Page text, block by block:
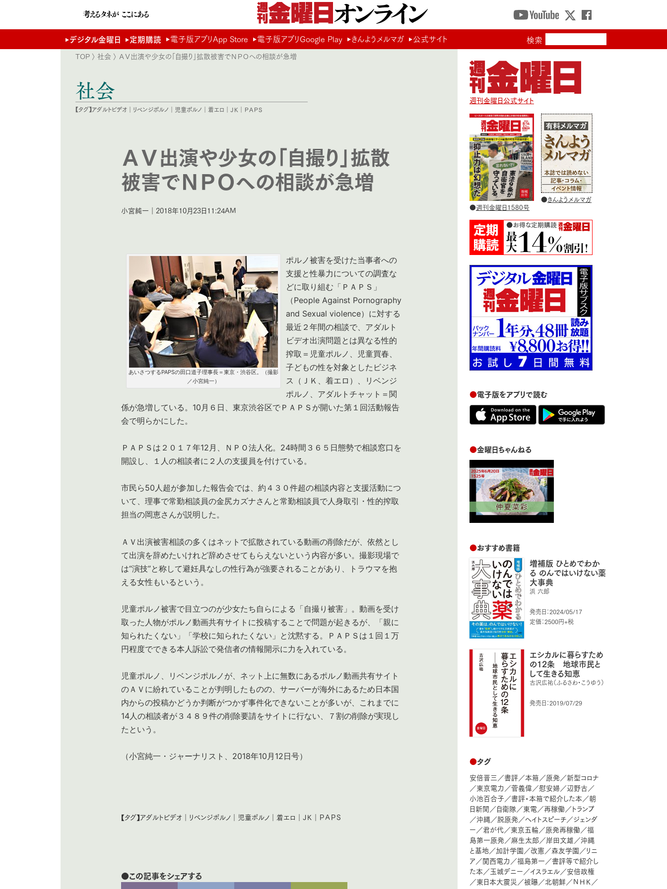
デジタル金曜日 定期購読 電子版アプリApp Store 電子版アプリGoogle Play きんようメルマガ 公式サイト 検索
TOP 〉 社会 〉 ＡＶ出演や少女の「自撮り」拡散被害でＮＰＯへの相談が急増
社会
【タグ】アダルトビデオ ｜ リベンジポルノ ｜ 児童ポルノ ｜ 着エロ ｜ ＪＫ ｜ ＰＡＰＳ
ＡＶ出演や少女の「自撮り」拡散
被害でＮＰＯへの相談が急増
小宮純一｜2018年10月23日11:24AM
あいさつするPAPSの田口道子理事長＝東京・渋谷区。（撮影
／小宮純一）
ポルノ被害を受けた当事者への
支援と性暴力についての調査な
どに取り組む「ＰＡＰＳ」
（People Against Pornography
and Sexual violence）に対する
最近２年間の相談で、アダルト
ビデオ出演問題とは異なる性的
搾取＝児童ポルノ、児童買春、
子どもの性を対象としたビジネ
ス（ＪＫ、着エロ）、リベンジ
ポルノ、アダルトチャット＝関
係が急増している。10月６日、東京渋谷区でＰＡＰＳが開いた第１回活動報告
会で明らかにした。
ＰＡＰＳは２０１７年12月、ＮＰＯ法人化。24時間３６５日態勢で相談窓口を
開設し、１人の相談者に２人の支援員を付けている。
市民ら50人超が参加した報告会では、約４３０件超の相談内容と支援活動につ
いて、理事で常勤相談員の金尻カズナさんと常勤相談員で人身取引・性的搾取
担当の岡恵さんが説明した。
ＡＶ出演被害相談の多くはネットで拡散されている動画の削除だが、依然とし
て出演を辞めたいけれど辞めさせてもらえないという内容が多い。撮影現場で
は“演技”と称して避妊具なしの性行為が強要されることがあり、トラウマを抱
える女性もいるという。
児童ポルノ被害で目立つのが少女たち自らによる「自撮り被害」。動画を受け
取った人物がポルノ動画共有サイトに投稿することで問題が起きるが、「親に
知られたくない」「学校に知られたくない」と沈黙する。ＰＡＰＳは１回１万
円程度でできる本人訴訟で発信者の情報開示に力を入れている。
児童ポルノ、リベンジポルノが、ネット上に無数にあるポルノ動画共有サイト
のＡＶに紛れていることが判明したものの、サーバーが海外にあるため日本国
内からの投稿かどうか判断がつかず事件化できないことが多いが、これまでに
14人の相談者が３４８９件の削除要請をサイトに行ない、７割の削除が実現し
たという。
（小宮純一・ジャーナリスト、2018年10月12日号）
【タグ】アダルトビデオ ｜ リベンジポルノ ｜ 児童ポルノ ｜ 着エロ ｜ ＪＫ ｜ ＰＡＰＳ
●この記事をシェアする
週刊金曜日公式サイト
●週刊金曜日1580号
●きんようメルマガ
●電子版をアプリで読む
●金曜日ちゃんねる
●おすすめ書籍
増補版 ひとめでわか
る のんではいけない薬
大事典
浜 六郎
発売日：2024/05/17
定価：2500円+税
エシカルに暮らすため
の12条 地球市民と
して生きる知恵
古沢広祐（ふるさわ・こうゆう）
発売日：2019/07/29
●タグ
安倍晋三／書評／本箱／原発／新型コロナ
／東京電力／菅義偉／慰安婦／辺野古／
小池百合子／書評・本箱で紹介した本／朝
日新聞／自衛隊／東電／再稼働／トランプ
／沖縄／脱原発／ヘイトスピーチ／ジェンダ
ー／君が代／東京五輪／原発再稼働／福
島第一原発／麻生太郎／岸田文雄／沖縄
と基地／加計学園／改憲／森友学園／リニ
ア／関西電力／福島第一／書評等で紹介し
た本／玉城デニー／イスラエル／安倍政権
／東日本大震災／被曝／北朝鮮／ＮＨＫ／